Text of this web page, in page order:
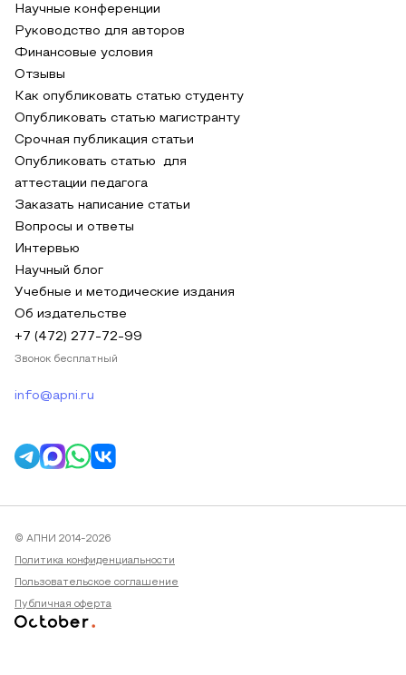
Научные конференции
Руководство для авторов
Финансовые условия
Отзывы
Как опубликовать статью студенту
Опубликовать статью магистранту
Срочная публикация статьи
Опубликовать статью для
аттестации педагога
Заказать написание статьи
Вопросы и ответы
Интервью
Научный блог
Учебные и методические издания
Об издательстве
+7 (472) 277-72-99
Звонок бесплатный
info@apni.ru
© АПНИ 2014-2026
Политика конфиденциальности
Пользовательское соглашение
Публичная оферта